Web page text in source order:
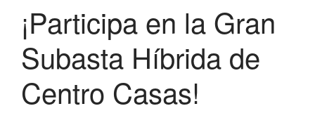
¡Participa en la Gran
Subasta Híbrida de
Centro Casas!